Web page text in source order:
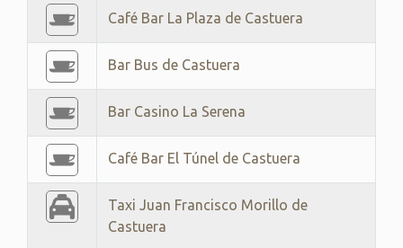
Café Bar La Plaza de Castuera
Bar Bus de Castuera
Bar Casino La Serena
Café Bar El Túnel de Castuera
Taxi Juan Francisco Morillo de
Castuera